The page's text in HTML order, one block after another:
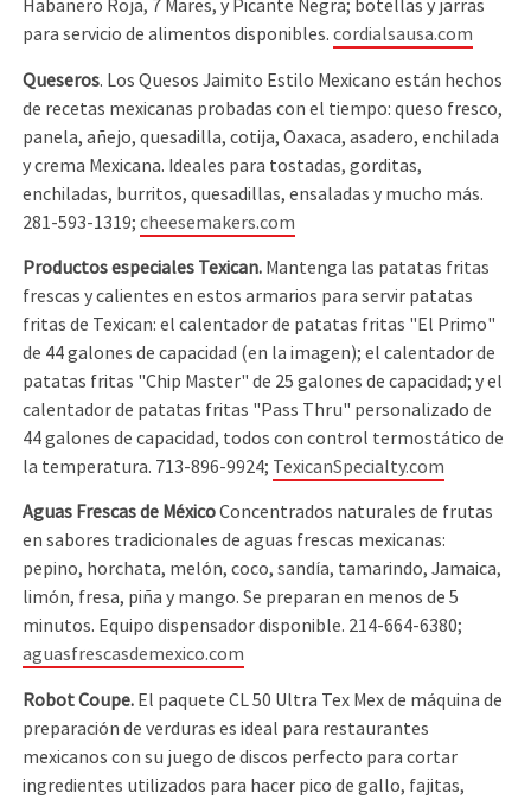
Habanero Roja, 7 Mares, y Picante Negra; botellas y jarras
para servicio de alimentos disponibles.cordialsausa.com
Queseros. Los Quesos Jaimito Estilo Mexicano están hechos
de recetas mexicanas probadas con el tiempo: queso fresco,
panela, añejo, quesadilla, cotija, Oaxaca, asadero, enchilada
y crema Mexicana. Ideales para tostadas, gorditas,
enchiladas, burritos, quesadillas, ensaladas y mucho más.
281-593-1319;cheesemakers.com
Productos especiales Texican. Mantenga las patatas fritas
frescas y calientes en estos armarios para servir patatas
fritas de Texican: el calentador de patatas fritas "El Primo"
de 44 galones de capacidad (en la imagen); el calentador de
patatas fritas "Chip Master" de 25 galones de capacidad; y el
calentador de patatas fritas "Pass Thru" personalizado de
44 galones de capacidad, todos con control termostático de
la temperatura. 713-896-9924; TexicanSpecialty.com
Aguas Frescas de MéxicoConcentrados naturales de frutas
en sabores tradicionales de aguas frescas mexicanas:
pepino, horchata, melón, coco, sandía, tamarindo, Jamaica,
limón, fresa, piña y mango. Se preparan en menos de 5
minutos. Equipo dispensador disponible. 214-664-6380;
aguasfrescasdemexico.com
Robot Coupe. El paquete CL 50 Ultra Tex Mex de máquina de
preparación de verduras es ideal para restaurantes
mexicanos con su juego de discos perfecto para cortar
ingredientes utilizados para hacer pico de gallo, fajitas,